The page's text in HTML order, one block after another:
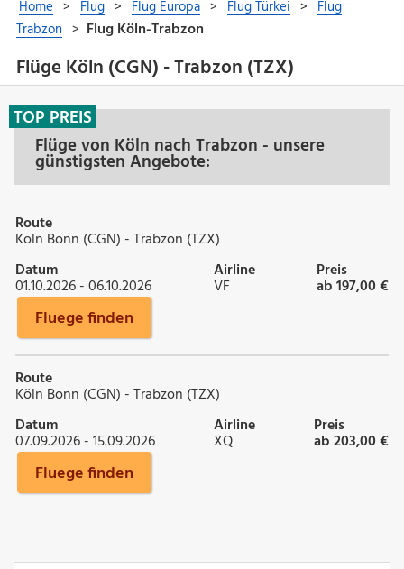
Flüge Köln (CGN) - Trabzon (TZX)
Flüge von Köln nach Trabzon - unsere
günstigsten Angebote:
TOP PREIS
Route
Köln Bonn (CGN) - Trabzon (TZX)
Datum
01.10.2026 - 06.10.2026
Airline
VF
Preis
ab 197,00 €
Fluege finden
Route
Köln Bonn (CGN) - Trabzon (TZX)
Datum
07.09.2026 - 15.09.2026
Airline
XQ
Preis
ab 203,00 €
Fluege finden